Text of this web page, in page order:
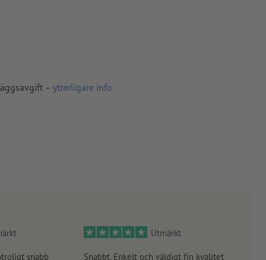
– ytterligare info
snabb
Utmärkt
Snabbt. Enkelt och väldigt fin kvalitet